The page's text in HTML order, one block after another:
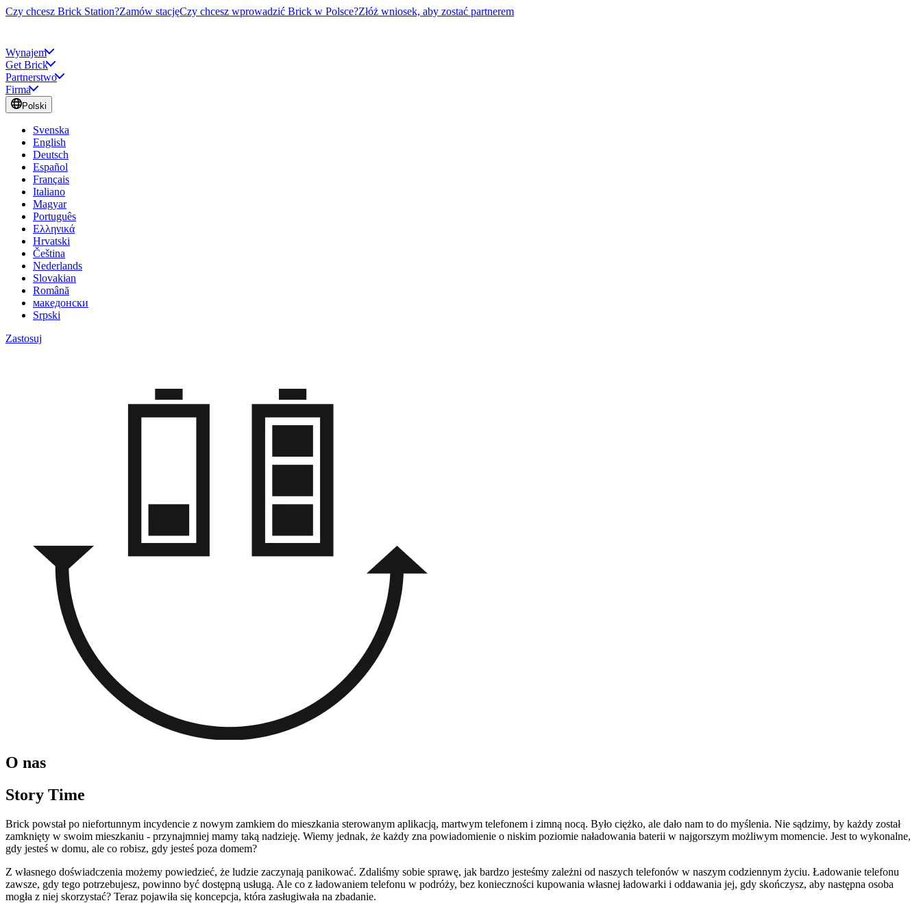
Czy chcesz Brick Station?Zamów stacjęCzy chcesz wprowadzić Brick w Polsce?Złóż wniosek, aby zostać partnerem
Wynajem
Get Brick
Partnerstwo
Firma
Polski
Svenska
English
Deutsch
Español
Français
Italiano
Magyar
Português
Ελληνικά
Hrvatski
Čeština
Nederlands
Slovakian
Română
македонски
Srpski
Zastosuj
O nas
Story Time
Brick powstał po niefortunnym incydencie z nowym zamkiem do mieszkania sterowanym aplikacją, martwym telefonem i zimną nocą. Było ciężko, ale dało nam to do myślenia. Nie sądzimy, by każdy został
zamknięty w swoim mieszkaniu - przynajmniej mamy taką nadzieję. Wiemy jednak, że każdy zna powiadomienie o niskim poziomie naładowania baterii w najgorszym możliwym momencie. Jest to wykonalne,
gdy jesteś w domu, ale co robisz, gdy jesteś poza domem?
Z własnego doświadczenia możemy powiedzieć, że ludzie zaczynają panikować. Zdaliśmy sobie sprawę, jak bardzo jesteśmy zależni od naszych telefonów w naszym codziennym życiu. Ładowanie telefonu
zawsze, gdy tego potrzebujesz, powinno być dostępną usługą. Ale co z ładowaniem telefonu w podróży, bez konieczności kupowania własnej ładowarki i oddawania jej, gdy skończysz, aby następna osoba
mogła z niej skorzystać? Teraz pojawiła się koncepcja, która zasługiwała na zbadanie.